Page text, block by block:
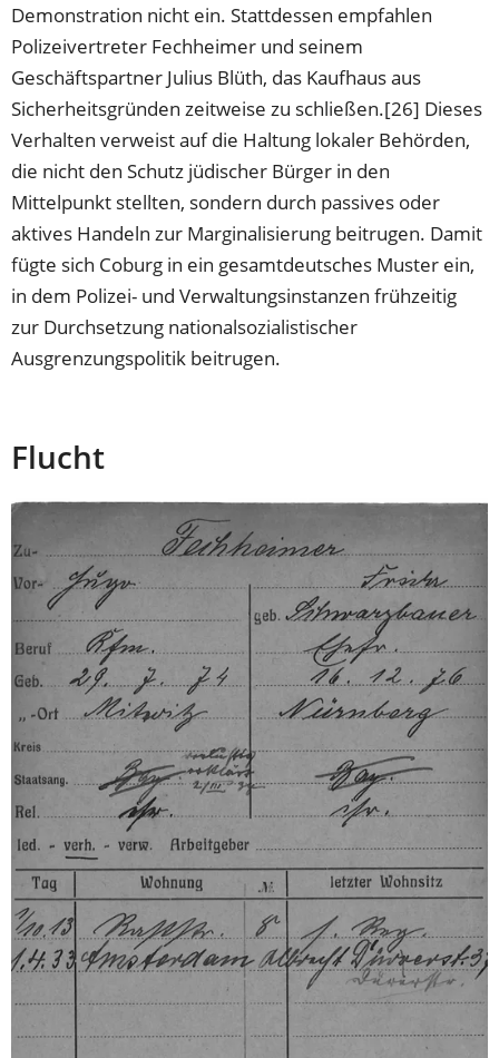
Demonstration nicht ein. Stattdessen empfahlen
Polizeivertreter Fechheimer und seinem
Geschäftspartner Julius Blüth, das Kaufhaus aus
Sicherheitsgründen zeitweise zu schließen.[26] Dieses
Verhalten verweist auf die Haltung lokaler Behörden,
die nicht den Schutz jüdischer Bürger in den
Mittelpunkt stellten, sondern durch passives oder
aktives Handeln zur Marginalisierung beitrugen. Damit
fügte sich Coburg in ein gesamtdeutsches Muster ein,
in dem Polizei- und Verwaltungsinstanzen frühzeitig
zur Durchsetzung nationalsozialistischer
Ausgrenzungspolitik beitrugen.
Flucht